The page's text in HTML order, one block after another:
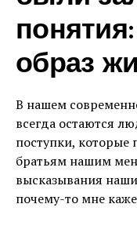
образ
В нашем
всегда остаются
поступки,
братьям нашим
высказывания
почему-то мне